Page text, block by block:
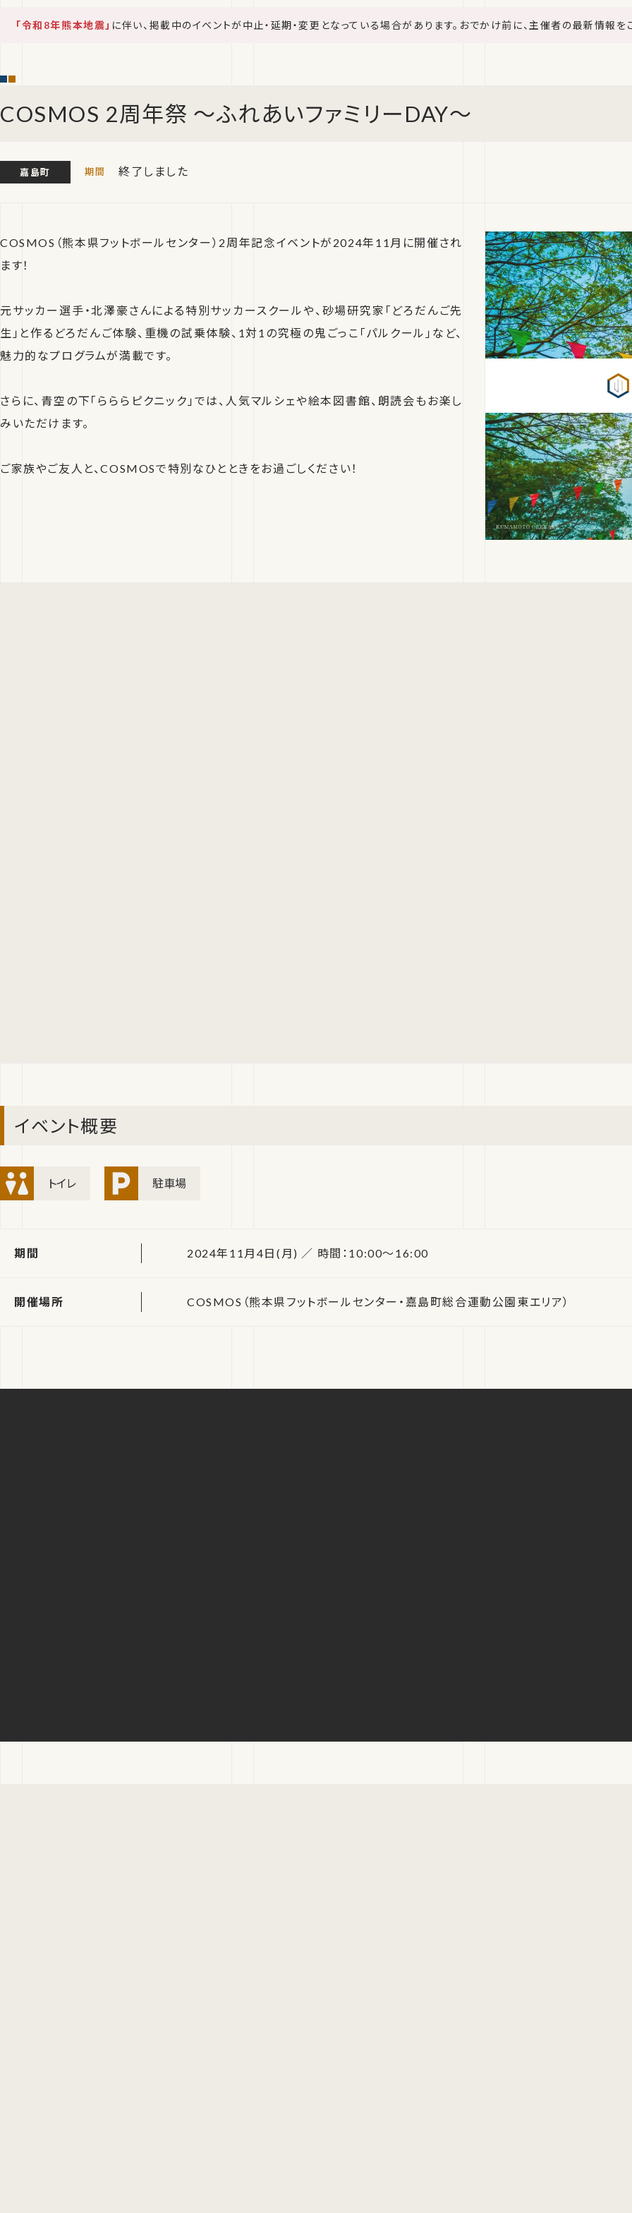
「令和8年熊本地震」 に伴い、掲載中のイベントが中止・延期・変更となっている場合があります。おでかけ前に、主催者の最新情報を
COSMOS 2周年祭 ～ふれあいファミリーDAY～
嘉島町 終了しました
COSMOS（熊本県フットボールセンター）2周年記念イベントが2024年11月に開催され
ます！
元サッカー選手・北澤豪さんによる特別サッカースクールや、砂場研究家「どろだんご先
生」と作るどろだんご体験、重機の試乗体験、1対1の究極の鬼ごっこ「パルクール」など、
魅力的なプログラムが満載です。
さらに、青空の下「らららピクニック」では、人気マルシェや絵本図書館、朗読会もお楽し
みいただけます。
ご家族やご友人と、COSMOSで特別なひとときをお過ごしください！
イベント概要
トイレ 駐車場
期間 2024年11月4日(月) ／ 時間：10:00～16:00
開催場所 COSMOS（熊本県フットボールセンター・嘉島町総合運動公園東エリア）